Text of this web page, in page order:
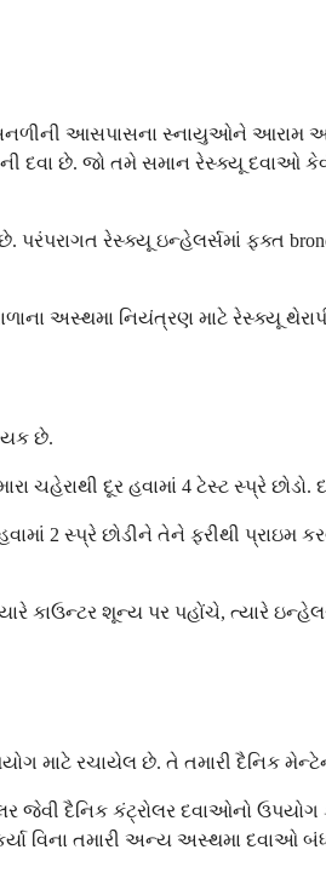
આસપાસના સ્નાયુઓને આરામ
છે. જો તમે સમાન રેસ્ક્યૂ દવાઓ કેવી
છે. પરંપરાગત રેસ્ક્યૂ ઇન્હેલર્સમાં ફક્ત
અસ્થમા નિયંત્રણ માટે રેસ્ક્યૂ
છે.
ચહેરાથી દૂર હવામાં 4 ટેસ્ટ સ્પ્રે છોડો.
2 સ્પ્રે છોડીને તેને ફરીથી
શૂન્ય પર પહોંચે, ત્યારે
માટે રચાયેલ છે. તે તમારી દૈનિક
દૈનિક કંટ્રોલર દવાઓનો ઉપયોગ
વિના તમારી અન્ય અસ્થમા દવાઓ